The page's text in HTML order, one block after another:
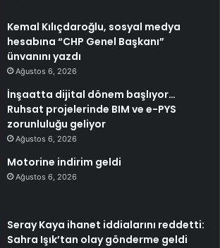
Kemal Kılıçdaroğlu, sosyal medya
hesabına “CHP Genel Başkanı”
ünvanını yazdı
Ağustos 6, 2026
İnşaatta dijital dönem başlıyor…
Ruhsat projelerinde BIM ve e-PYS
zorunluluğu geliyor
Ağustos 6, 2026
Motorine indirim geldi
Ağustos 6, 2026
Seray Kaya ihanet iddialarını reddetti:
Sahra Işık’tan olay gönderme geldi